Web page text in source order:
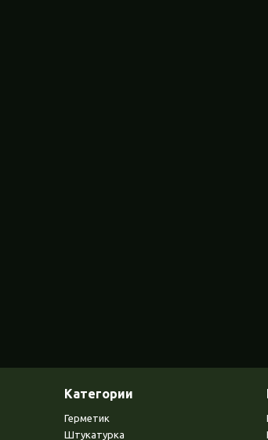
Категории
Герметик
Штукатурка